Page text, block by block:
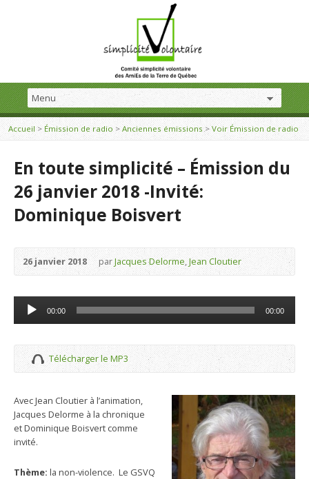
Accueil> Émission de radio >Anciennes émissions >Voir Émission de radio
En toute simplicité – Émission du
26 janvier 2018 -Invité:
Dominique Boisvert
26 janvier 2018 parJacques Delorme,Jean Cloutier
Lecteur
audio
00:00 00:00
Télécharger le MP3
Avec Jean Cloutier à l’animation,
Jacques Delorme à la chronique
et Dominique Boisvert comme
invité.
Thème: la non-violence. Le GSVQ